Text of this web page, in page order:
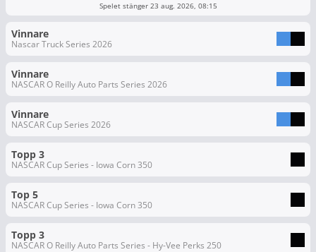
Spelet stänger 23 aug. 2026, 08:15
Vinnare
Nascar Truck Series 2026
Vinnare
NASCAR O Reilly Auto Parts Series 2026
Vinnare
NASCAR Cup Series 2026
Topp 3
NASCAR Cup Series - Iowa Corn 350
Top 5
NASCAR Cup Series - Iowa Corn 350
Topp 3
NASCAR O Reilly Auto Parts Series - Hy-Vee Perks 250